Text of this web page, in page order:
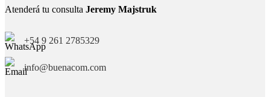
Atenderá tu consulta Jeremy Majstruk
+54 9 261 2785329
info@buenacom.com